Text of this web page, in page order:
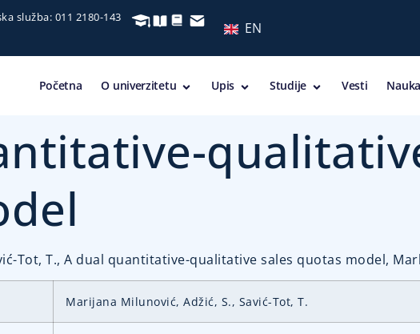
služba: 011 2180-143
EN
Početna O univerzitetu Upis Studije Vesti Nauka
Tot, T., A dual quantitative-qualitative sales quotas model,
Marijana Milunović, Adžić, S., Savić-Tot, T.